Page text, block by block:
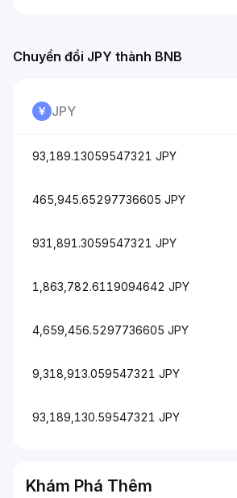
Chuyển đổi JPY thành BNB
JPY
93,189.13059547321 JPY
465,945.65297736605 JPY
931,891.3059547321 JPY
1,863,782.6119094642 JPY
4,659,456.5297736605 JPY
9,318,913.059547321 JPY
93,189,130.59547321 JPY
Khám Phá Thêm